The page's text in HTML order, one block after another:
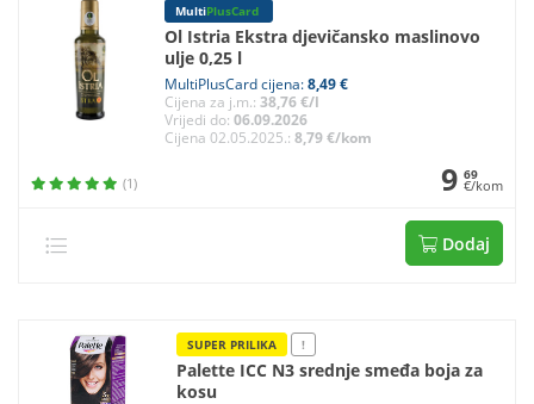
MultiPlusCard
Ol Istria Ekstra djevičansko maslinovo
ulje 0,25 l
MultiPlusCard cijena:8,49 €
Cijena za j.m.:38,76 €/l
Vrijedi do:06.09.2026
Cijena 02.05.2025.:8,79 €/kom
(1) 9 69
€/kom
Dodaj
SUPER PRILIKA !
Palette ICC N3 srednje smeđa boja za
kosu